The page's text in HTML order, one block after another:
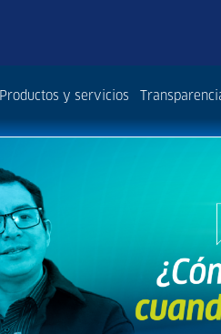
Productos y servicios